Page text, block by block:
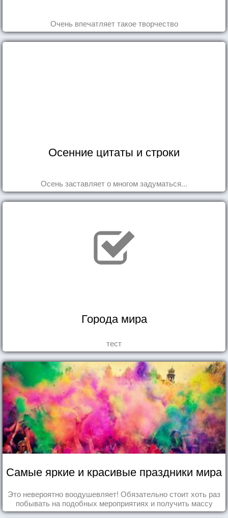
Очень впечатляет такое творчество
Осенние цитаты и строки
Осень заставляет о многом задуматься...
Города мира
тест
Самые яркие и красивые праздники мира
Это невероятно воодушевляет! Обязательно стоит хоть раз
побывать на подобных мероприятиях и получить массу
впечатлений!